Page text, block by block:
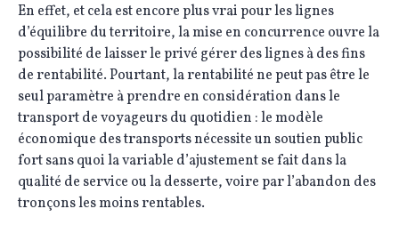
En effet, et cela est encore plus vrai pour les lignes
d’équilibre du territoire, la mise en concurrence ouvre la
possibilité de laisser le privé gérer des lignes à des fins
de rentabilité. Pourtant, la rentabilité ne peut pas être le
seul paramètre à prendre en considération dans le
transport de voyageurs du quotidien : le modèle
économique des transports nécessite un soutien public
fort sans quoi la variable d’ajustement se fait dans la
qualité de service ou la desserte, voire par l’abandon des
tronçons les moins rentables.